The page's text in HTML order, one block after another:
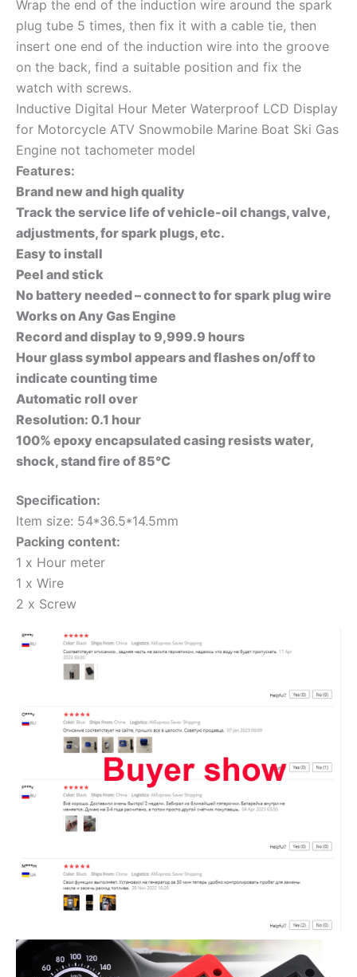
Wrap the end of the induction wire around the spark
plug tube 5 times, then fix it with a cable tie, then
insert one end of the induction wire into the groove
on the back, find a suitable position and fix the
watch with screws.
Inductive Digital Hour Meter Waterproof LCD Display
for Motorcycle ATV Snowmobile Marine Boat Ski Gas
Engine not tachometer model
Features:
Brand new and high quality
Track the service life of vehicle-oil changs, valve,
adjustments, for spark plugs, etc.
Easy to install
Peel and stick
No battery needed – connect to for spark plug wire
Works on Any Gas Engine
Record and display to 9,999.9 hours
Hour glass symbol appears and flashes on/off to
indicate counting time
Automatic roll over
Resolution: 0.1 hour
100% epoxy encapsulated casing resists water,
shock, stand fire of 85°C
Specification:
Item size: 54*36.5*14.5mm
Packing content:
1 x Hour meter
1 x Wire
2 x Screw